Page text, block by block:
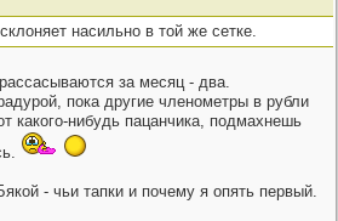
насильно в той же сетке.
за месяц - два.
пока другие членометры в рубли
какого-нибудь пацанчика, подмахнешь
- чьи тапки и почему я опять первый.